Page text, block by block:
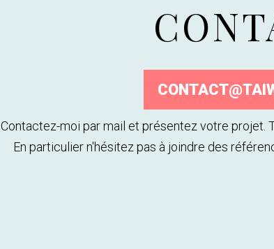
Contactez-moi par mail et présentez votre projet.
En particulier n'hésitez pas à joindre des